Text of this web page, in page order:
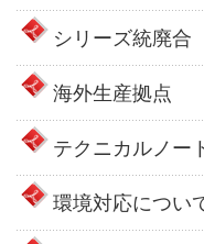
シリーズ統廃合
海外生産拠点
テクニカルノー
環境対応につい